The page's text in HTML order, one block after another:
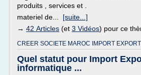
produits , services et .
materiel de... [suite...]
→ 42 Articles (et 3 Vidéos) pour ce
CREER SOCIETE MAROC IMPORT
Quel statut pour Import
informatique ...